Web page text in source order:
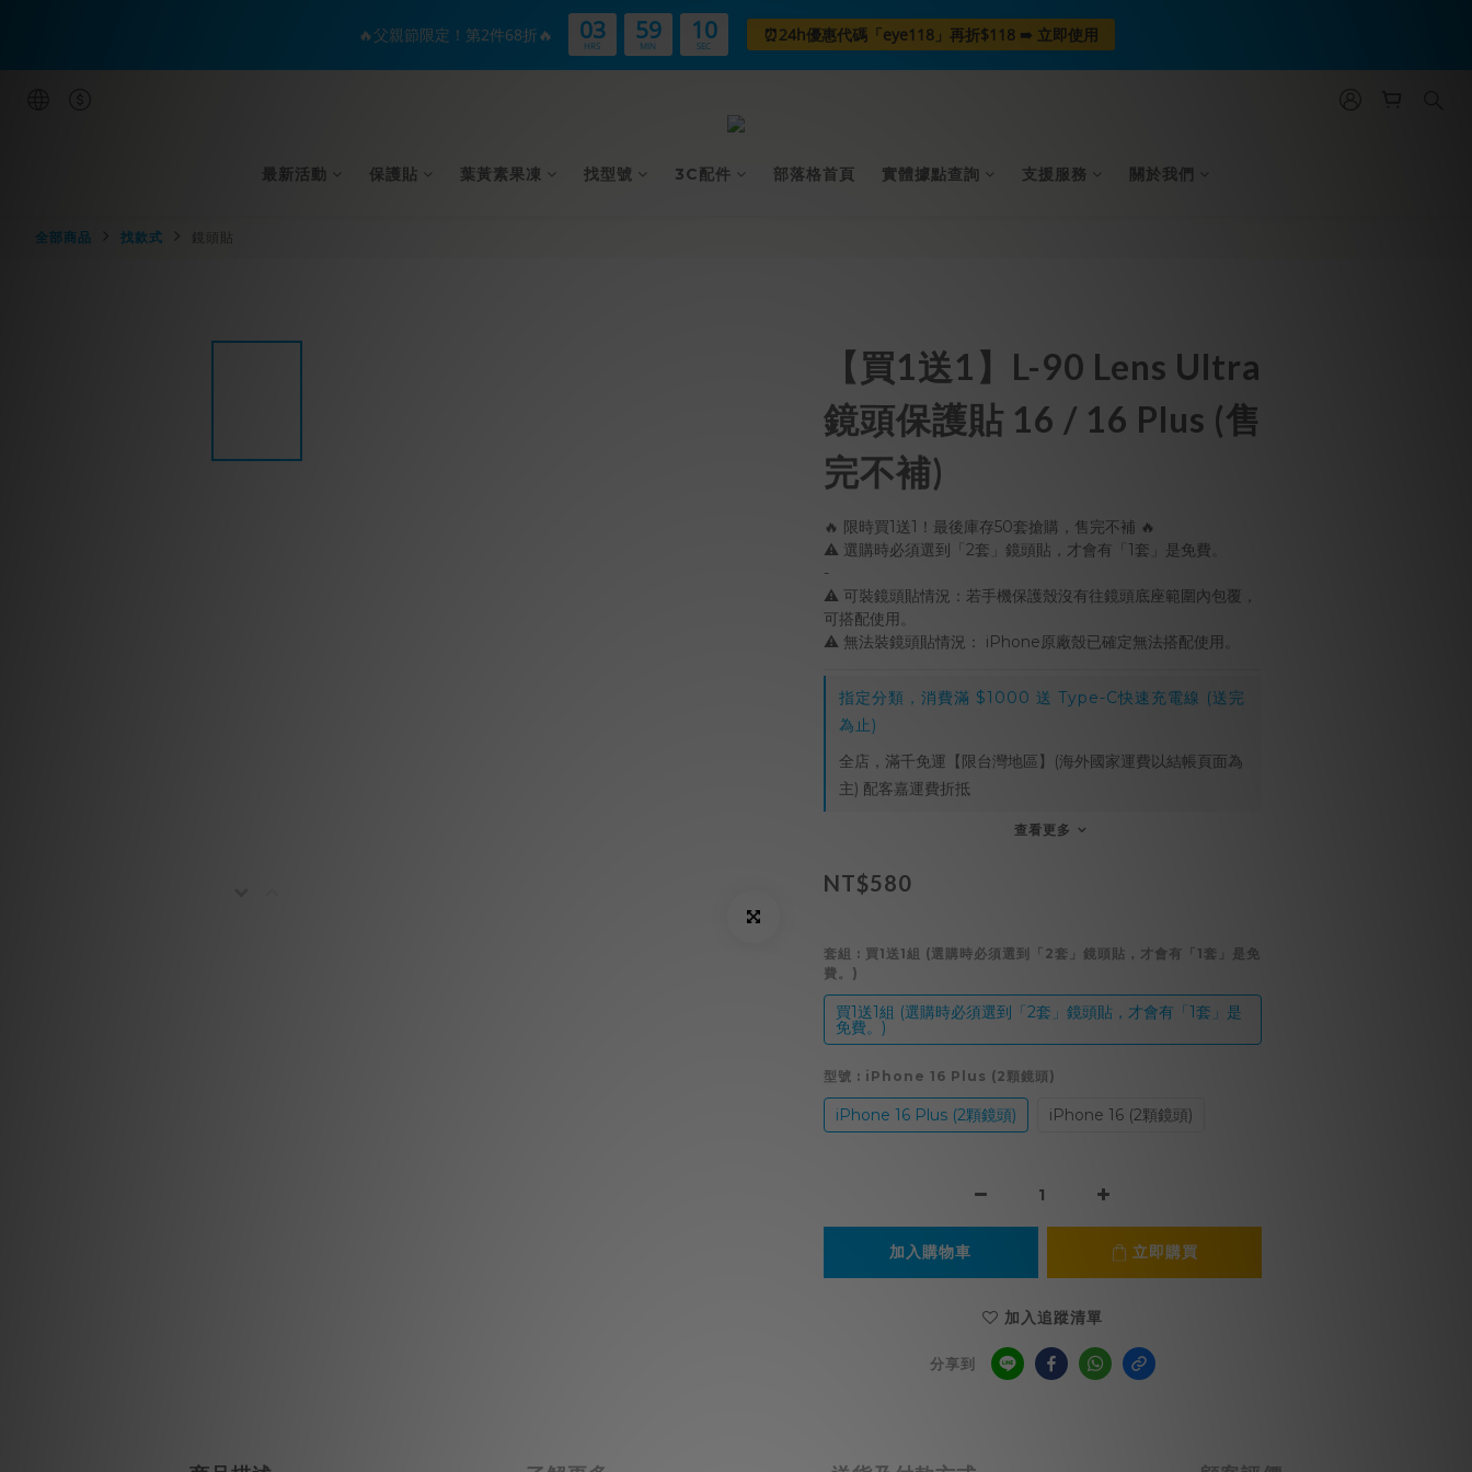
最新活動 保護貼 葉黃素果凍 找型號 3C配件 部落格首頁 實體據點查詢 支援服務 關於我們
全部商品 找款式 鏡頭貼
【買1送1】L-90 Lens Ultra
鏡頭保護貼 16 / 16 Plus (售
完不補)
🔥 限時買1送1！最後庫存50套搶購，售完不補 🔥
⚠️ 選購時必須選到「2套」鏡頭貼，才會有「1套」是免費。
-
⚠️ 可裝鏡頭貼情況：若手機保護殼沒有往鏡頭底座範圍內包覆，
可搭配使用。
⚠️ 無法裝鏡頭貼情況： iPhone原廠殼已確定無法搭配使用。
指定分類，消費滿 $1000 送 Type-C快速充電線 (送完
為止)
全店，滿千免運【限台灣地區】(海外國家運費以結帳頁面為
主) 配客嘉運費折抵
查看更多
NT$580
套組 : 買1送1組 (選購時必須選到「2套」鏡頭貼，才會有「1套」是免
費。)
買1送1組 (選購時必須選到「2套」鏡頭貼，才會有「1套」是
免費。)
型號 : iPhone 16 Plus (2顆鏡頭)
iPhone 16 Plus (2顆鏡頭) iPhone 16 (2顆鏡頭)
加入購物車 立即購買
加入追蹤清單
分享到
🔥父親節限定！第2件68折🔥 03
HRS
59
MIN
09
SEC
⏰24h優惠代碼「eye118」再折$118 ➠ 立即使用